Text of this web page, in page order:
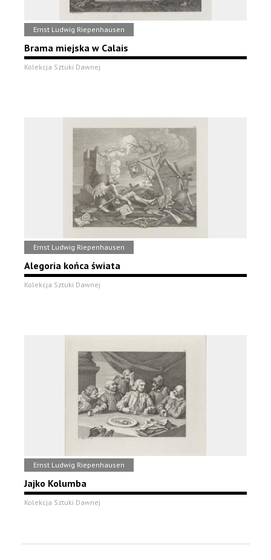
Ernst Ludwig Riepenhausen
Brama miejska w Calais
Kolekcja Sztuki Dawnej
Ernst Ludwig Riepenhausen
Alegoria końca świata
Kolekcja Sztuki Dawnej
Ernst Ludwig Riepenhausen
Jajko Kolumba
Kolekcja Sztuki Dawnej